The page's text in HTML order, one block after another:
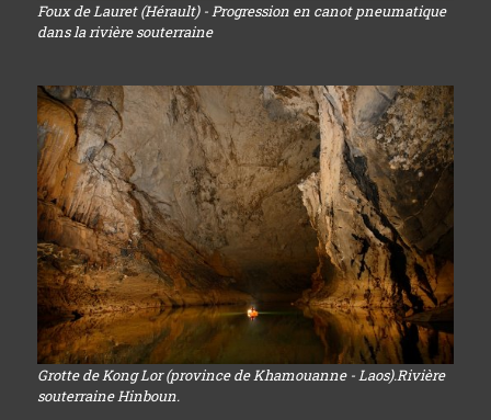
Foux de Lauret (Hérault) - Progression en canot pneumatique
dans la rivière souterraine
Grotte de Kong Lor (province de Khamouanne - Laos).Rivière
souterraine Hinboun.